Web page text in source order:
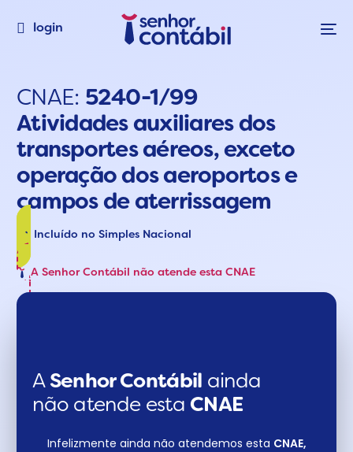
login
CNAE: 5240-1/99
Atividades auxiliares dos
transportes aéreos, exceto
operação dos aeroportos e
campos de aterrissagem
Incluído no Simples Nacional
A Senhor Contábil não atende esta CNAE
A Senhor Contábil ainda
não atende esta CNAE​
Infelizmente ainda não atendemos esta CNAE,